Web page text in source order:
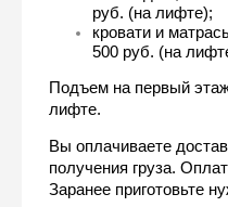
руб. (на лифте);
кровати и
500 руб. (на
Подъем на первый
лифте.
Вы оплачиваете
получения груза.
Заранее приготовьте